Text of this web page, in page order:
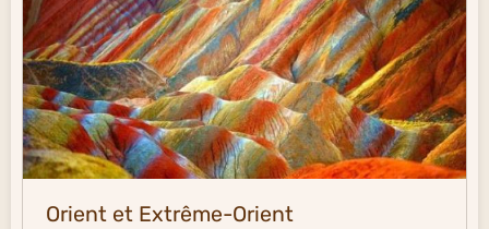
Orient et Extrême-Orient